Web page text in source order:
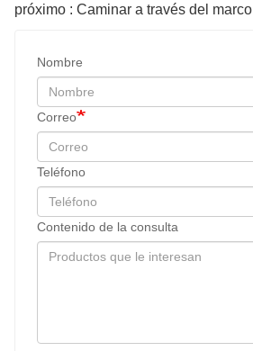
próximo : Caminar a través del marco
Nombre
Correo
Teléfono
Contenido de la consulta